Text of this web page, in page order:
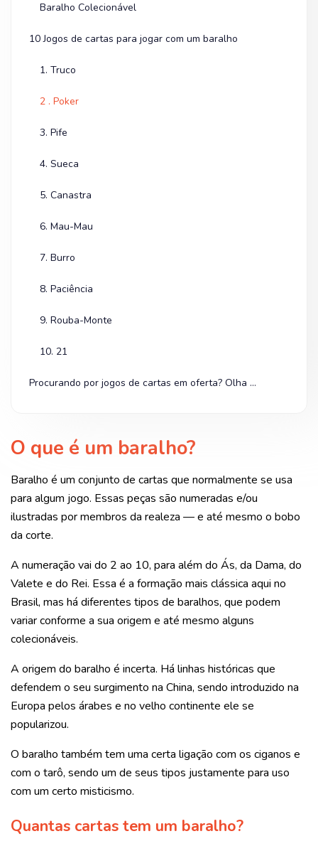
Baralho Colecionável
10 Jogos de cartas para jogar com um baralho
1. Truco
2 . Poker
3. Pife
4. Sueca
5. Canastra
6. Mau-Mau
7. Burro
8. Paciência
9. Rouba-Monte
10. 21
Procurando por jogos de cartas em oferta? Olha na Shopee!
O que é um baralho?
Baralho é um conjunto de cartas que normalmente se usa
para algum jogo. Essas peças são numeradas e/ou
ilustradas por membros da realeza — e até mesmo o bobo
da corte.
A numeração vai do 2 ao 10, para além do Ás, da Dama, do
Valete e do Rei. Essa é a formação mais clássica aqui no
Brasil, mas há diferentes tipos de baralhos, que podem
variar conforme a sua origem e até mesmo alguns
colecionáveis.
A origem do baralho é incerta. Há linhas históricas que
defendem o seu surgimento na China, sendo introduzido na
Europa pelos árabes e no velho continente ele se
popularizou.
O baralho também tem uma certa ligação com os ciganos e
com o tarô, sendo um de seus tipos justamente para uso
com um certo misticismo.
Quantas cartas tem um baralho?